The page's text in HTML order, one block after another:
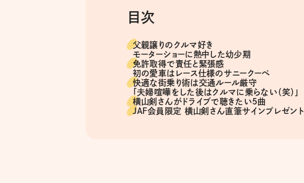
目次
父親譲りのクルマ好き
モーターショーに熱中した幼少期
免許取得で責任と緊張感
初の愛車はレース仕様のサニークーペ
快適な街乗り術は交通ルール厳守
「夫婦喧嘩をした後はクルマに乗らない（笑）」
横山剣さんがドライブで聴きたい5曲
JAF会員限定 横山剣さん直筆サインプレゼント